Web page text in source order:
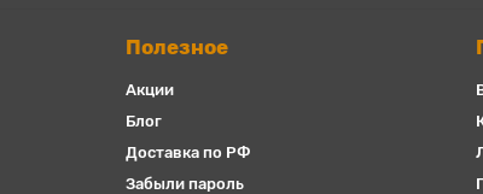
Полезное
Акции
Блог
Доставка по РФ
Забыли пароль